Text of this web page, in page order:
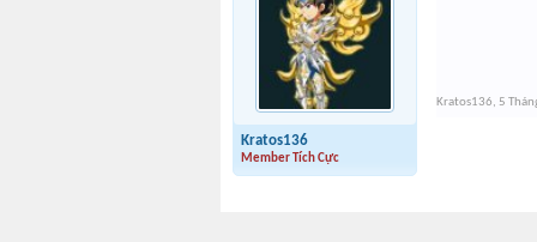
Kratos136
Member Tích Cực
Kratos136, 5